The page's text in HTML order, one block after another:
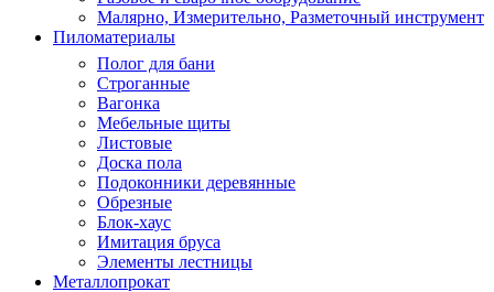
Малярно, Измерительно, Разметочный инструмент
Пиломатериалы
Полог для бани
Строганные
Вагонка
Мебельные щиты
Листовые
Доска пола
Подоконники деревянные
Обрезные
Блок-хаус
Имитация бруса
Элементы лестницы
Металлопрокат